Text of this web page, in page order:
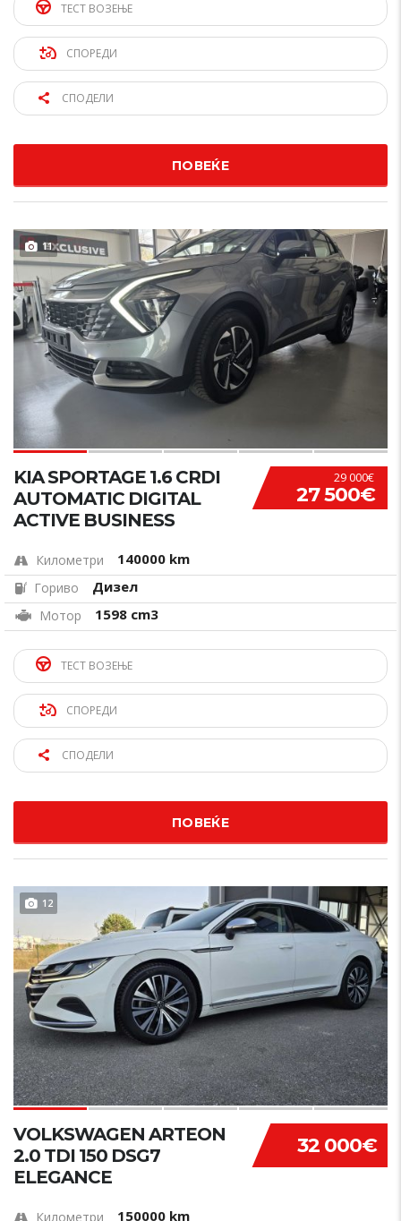
ТЕСТ ВОЗЕЊЕ
СПОРЕДИ
СПОДЕЛИ
ПОВЕЌЕ
11
29 000€
27 500€
KIA SPORTAGE 1.6 CRDI
AUTOMATIC DIGITAL
ACTIVE BUSINESS
Километри 140000 km
Гориво Дизел
Мотор 1598 cm3
ТЕСТ ВОЗЕЊЕ
СПОРЕДИ
СПОДЕЛИ
ПОВЕЌЕ
12
32 000€
VOLKSWAGEN ARTEON
2.0 TDI 150 DSG7
ELEGANCE
Километри 150000 km